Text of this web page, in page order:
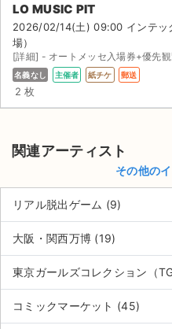
LO MUSIC PIT
2026/02/14(土) 09:00 インテッ
場）
[詳細] - オートメッセ入場券+優先観
名義なし 主催者 紙チケ 郵送
2 枚
関連アーティスト
その他の
リアル脱出ゲーム (9)
大阪・関西万博 (19)
東京ガールズコレクション（
コミックマーケット (45)